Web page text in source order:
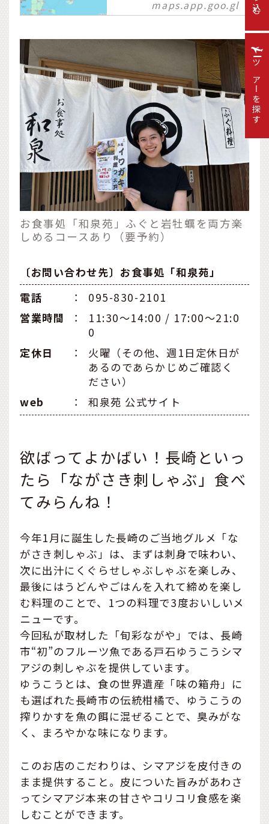
maps.app.goo.gl
お食事処「和泉苑」ふぐと岩牡蠣を両方楽
しめるコースあり（要予約）
〔お問い合わせ先〕お食事処「和泉苑」
電話
：
095-830-2101
営業時間
：
11:30〜14:00 / 17:00〜21:0
0
定休日
：
火曜（その他、週1日定休日が
あるのであらかじめご確認く
ださい）
web
： 和泉苑 公式サイト
欲ばってよかばい！長崎といっ
たら「ながさき刺しゃぶ」食べ
てみらんね！
今年1月に誕生した長崎のご当地グルメ「な
がさき刺しゃぶ」は、まずは刺身で味わい、
次に出汁にくぐらせしゃぶしゃぶを楽しみ、
最後にはうどんやごはんを入れて締めを楽し
む料理のことで、1つの料理で3度おいしいメ
ニューです。
今回私が取材した「旬彩ながや」では、長崎
市“初”のフルーツ魚である戸石ゆうこうシマ
アジの刺しゃぶを提供しています。
ゆうこうとは、食の世界遺産「味の箱舟」に
も選ばれた長崎市の伝統柑橘で、ゆうこうの
搾りかすを魚の餌に混ぜることで、臭みがな
く、まろやかな味になります。
このお店のこだわりは、シマアジを皮付きの
まま提供すること。皮についた旨みがあわさ
ってシマアジ本来の甘さやコリコリ食感を楽
しむことができます。
ツアーを探す